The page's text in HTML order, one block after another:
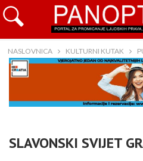
NASLOVNICA KULTURNI KUTAK
SLAVONSKI SVIJET